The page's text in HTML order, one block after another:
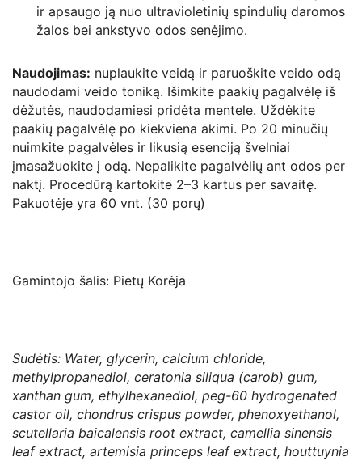
ir apsaugo ją nuo ultravioletinių spindulių daromos
žalos bei ankstyvo odos senėjimo.
Naudojimas: nuplaukite veidą ir paruoškite veido odą
naudodami veido toniką. Išimkite paakių pagalvėlę iš
dėžutės, naudodamiesi pridėta mentele. Uždėkite
paakių pagalvėlę po kiekviena akimi. Po 20 minučių
nuimkite pagalvėles ir likusią esenciją švelniai
įmasažuokite į odą. Nepalikite pagalvėlių ant odos per
naktį. Procedūrą kartokite 2–3 kartus per savaitę.
Pakuotėje yra 60 vnt. (30 porų)
Gamintojo šalis: Pietų Korėja
Sudėtis: Water, glycerin, calcium chloride,
methylpropanediol, ceratonia siliqua (carob) gum,
xanthan gum, ethylhexanediol, peg-60 hydrogenated
castor oil, chondrus crispus powder, phenoxyethanol,
scutellaria baicalensis root extract, camellia sinensis
leaf extract, artemisia princeps leaf extract, houttuynia